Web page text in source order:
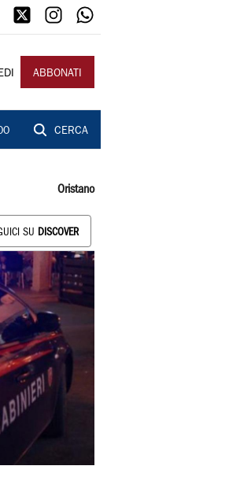
ABBONATI
CERCA
Oristano
SU DISCOVER